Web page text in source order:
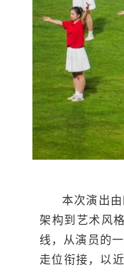
本次演出
架构到艺术风
线，从演员的
走位衔接，以